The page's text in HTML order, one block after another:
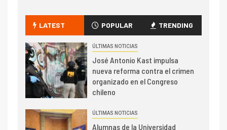
LATEST POPULAR TRENDING
ÚLTIMAS NOTICIAS
José Antonio Kast impulsa
nueva reforma contra el crimen
organizado en el Congreso
chileno
ÚLTIMAS NOTICIAS
Alumnas de la Universidad